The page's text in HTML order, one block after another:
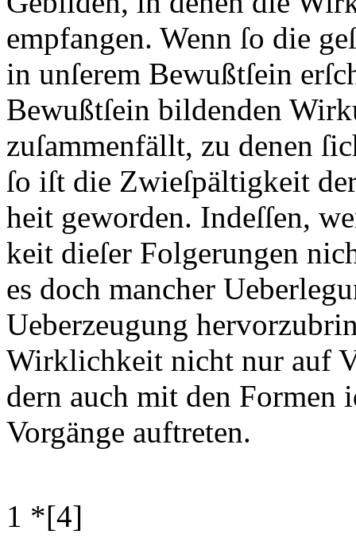
empfangen. Wenn ſo die
in unſerem Bewußtſein
Bewußtſein bildenden
zuſammenfällt, zu denen
ſo iſt die Zwieſpältigkeit
heit geworden. Indeſſen,
keit dieſer Folgerungen
es doch mancher
Ueberzeugung
Wirklichkeit nicht nur auf
dern auch mit den Formen
Vorgänge auftreten.
1 *[4]